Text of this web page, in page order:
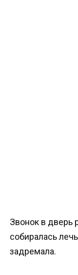
Звонок в дверь
собиралась
задремала.